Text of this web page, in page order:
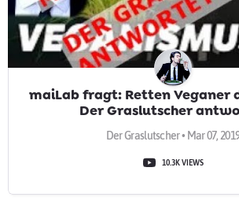
maiLab fragt: Retten Veganer
Der Graslutscher
Der Graslutscher • Mar 07,
10.3K VIEWS